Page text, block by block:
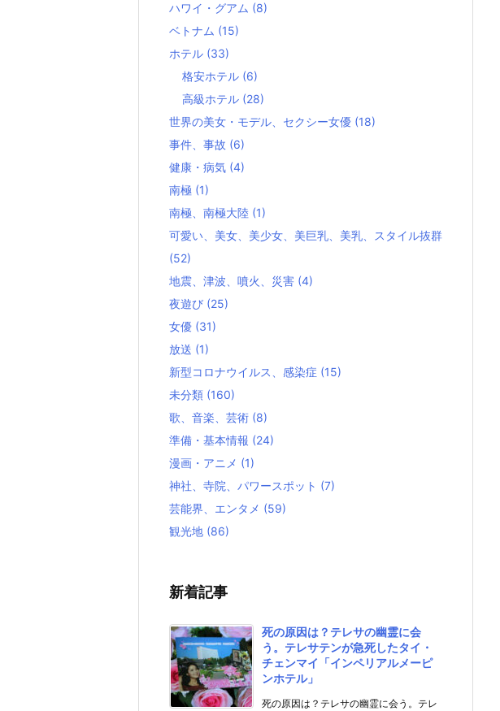
ハワイ・グアム (8)
ベトナム (15)
ホテル (33)
格安ホテル (6)
高級ホテル (28)
世界の美女・モデル、セクシー女優 (18)
事件、事故 (6)
健康・病気 (4)
南極 (1)
南極、南極大陸 (1)
可愛い、美女、美少女、美巨乳、美乳、スタイル抜群
(52)
地震、津波、噴火、災害 (4)
夜遊び (25)
女優 (31)
放送 (1)
新型コロナウイルス、感染症 (15)
未分類 (160)
歌、音楽、芸術 (8)
準備・基本情報 (24)
漫画・アニメ (1)
神社、寺院、パワースポット (7)
芸能界、エンタメ (59)
観光地 (86)
新着記事
死の原因は？テレサの幽霊に会
う。テレサテンが急死したタイ・
チェンマイ「インペリアルメーピ
ンホテル」
死の原因は？テレサの幽霊に会う。テレ